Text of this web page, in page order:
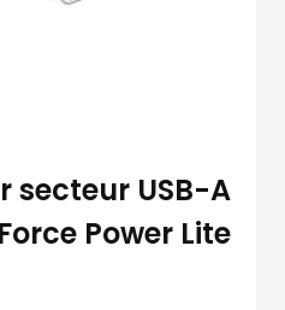
secteur USB-A
Power Lite